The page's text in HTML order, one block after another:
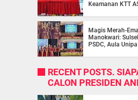
Keamanan KTT
Magis Merah-
Manokwari:
PSDC, Aula
RECENT POSTS.
CALON PRESIDEN